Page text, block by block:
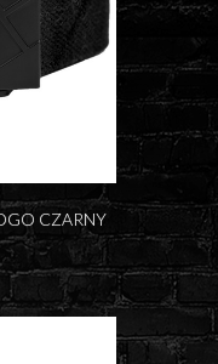
CZARNY